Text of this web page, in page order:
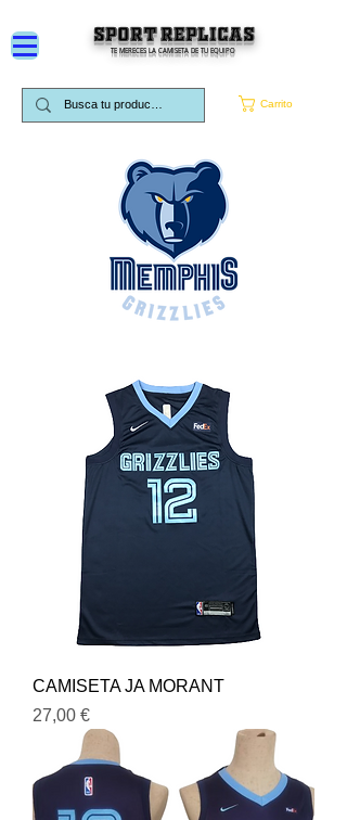
Carrito
SPORT REPLICAS
TE MERECES LA CAMISETA DE TU EQUIPO
CAMISETA JA MORANT
Precio
27,00 €